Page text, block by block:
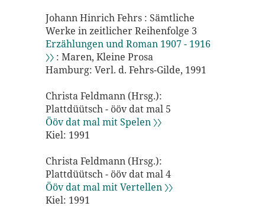
Johann Hinrich Fehrs : Sämtliche
Werke in zeitlicher Reihenfolge 3
Erzählungen und Roman 1907 - 1916
〉〉 : Maren, Kleine Prosa
Hamburg: Verl. d. Fehrs-Gilde, 1991
Christa Feldmann (Hrsg.):
Plattdüütsch - ööv dat mal 5
Ööv dat mal mit Spelen 〉〉
Kiel: 1991
Christa Feldmann (Hrsg.):
Plattdüütsch - ööv dat mal 4
Ööv dat mal mit Vertellen 〉〉
Kiel: 1991